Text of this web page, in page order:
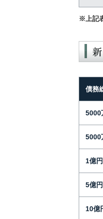
※上記
債務
5000
5000
1億
5億
10億